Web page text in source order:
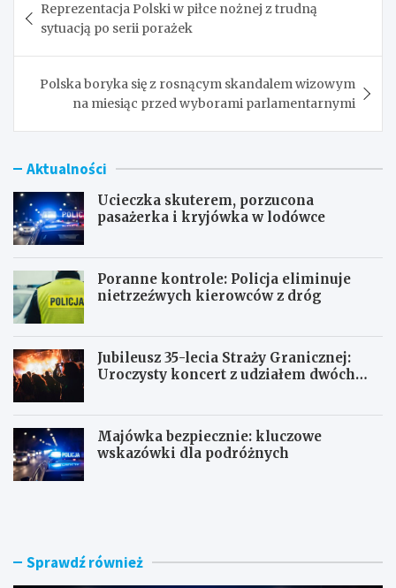
wpisu
Reprezentacja Polski w piłce nożnej z trudną
sytuacją po serii porażek
Polska boryka się z rosnącym skandalem wizowym
na miesiąc przed wyborami parlamentarnymi
Aktualności
Ucieczka skuterem, porzucona
pasażerka i kryjówka w lodówce
Poranne kontrole: Policja eliminuje
nietrzeźwych kierowców z dróg
Jubileusz 35-lecia Straży Granicznej:
Uroczysty koncert z udziałem dwóch
Majówka bezpiecznie: kluczowe
wskazówki dla podróżnych
U
z
P
n Sprawdź również